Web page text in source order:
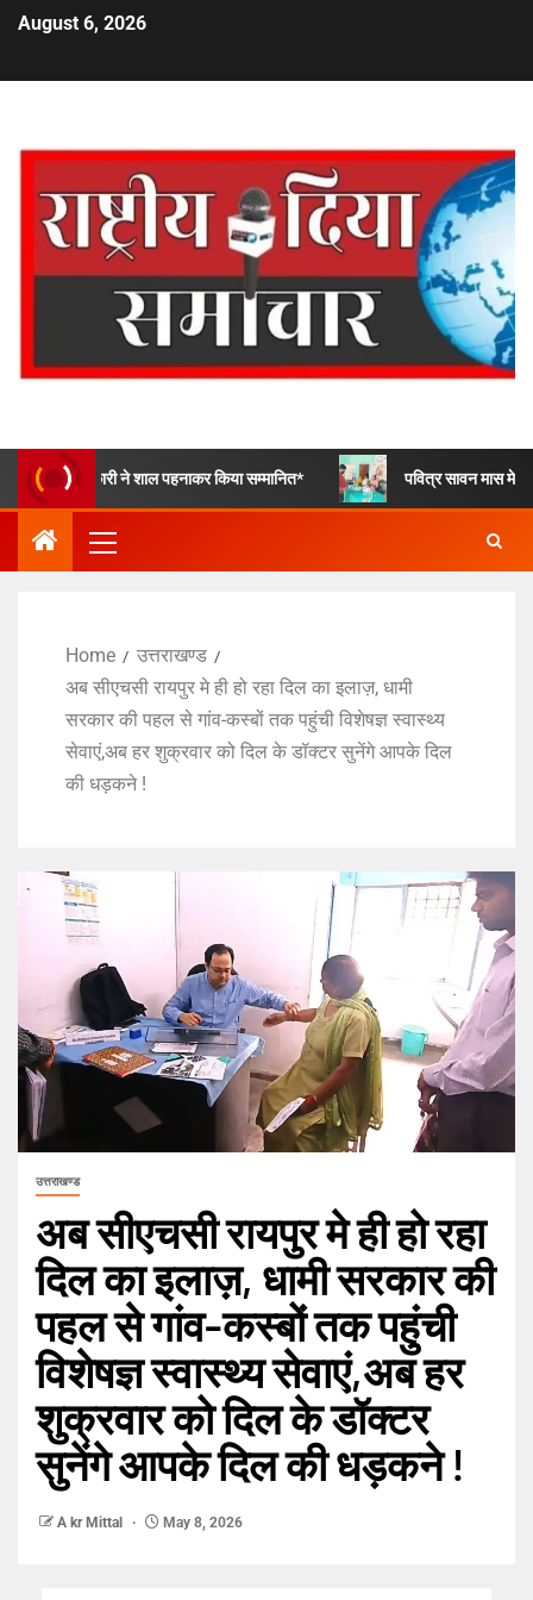
August 6, 2026
ने शाल पहनाकर किया सम्मानित* पवित्र सावन मास मे भारत विकास
Home
उत्तराखण्ड
अब सीएचसी रायपुर मे ही हो रहा दिल का इलाज़, धामी
सरकार की पहल से गांव-कस्बों तक पहुंची विशेषज्ञ स्वास्थ्य
सेवाएं,अब हर शुक्रवार को दिल के डॉक्टर सुनेंगे आपके दिल
की धड़कने !
उत्तराखण्ड
अब सीएचसी रायपुर मे ही हो रहा
दिल का इलाज़, धामी सरकार की
पहल से गांव-कस्बों तक पहुंची
विशेषज्ञ स्वास्थ्य सेवाएं,अब हर
शुक्रवार को दिल के डॉक्टर
सुनेंगे आपके दिल की धड़कने !
A kr Mittal May 8, 2026